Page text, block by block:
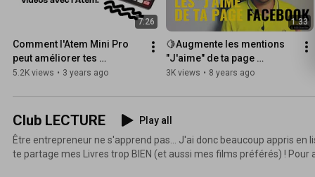
7:26
Comment l'Atem Mini Pro
peut améliorer tes
enregistrements : Unboxing
5.2K views • 3 years ago
1:33
🍋Augmente les mentions
"J'aime" de ta page
Facebook gratuitement !
3K views • 8 years ago
Club LECTURE
Play all
Être entrepreneur ne s'apprend pas... J'ai donc beaucoup appris en lisant... Dans cette playlist, je
te partage mes Livres trop BIEN (et aussi mes films préférés) ! Pour apprendre en lisant, interagir